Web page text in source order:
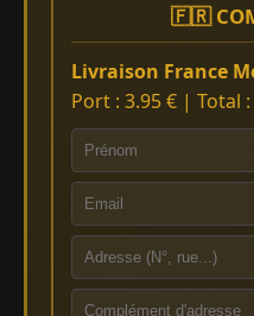
🇫🇷
Livraison France
Port : 3.95 € | Total :